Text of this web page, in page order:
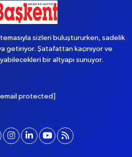
sizleri buluştururken, sadelik
getiriyor. Şatafattan kaçınıyor ve
bir altyapı sunuyor.
protected]